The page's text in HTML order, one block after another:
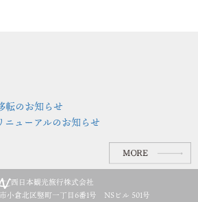
のお知らせ
ューアルのお知らせ
西日本観光旅行株式会社
小倉北区竪町一丁目6番1号 NSビル 501号